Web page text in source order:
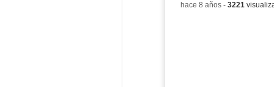
-hace 8 años- 3221